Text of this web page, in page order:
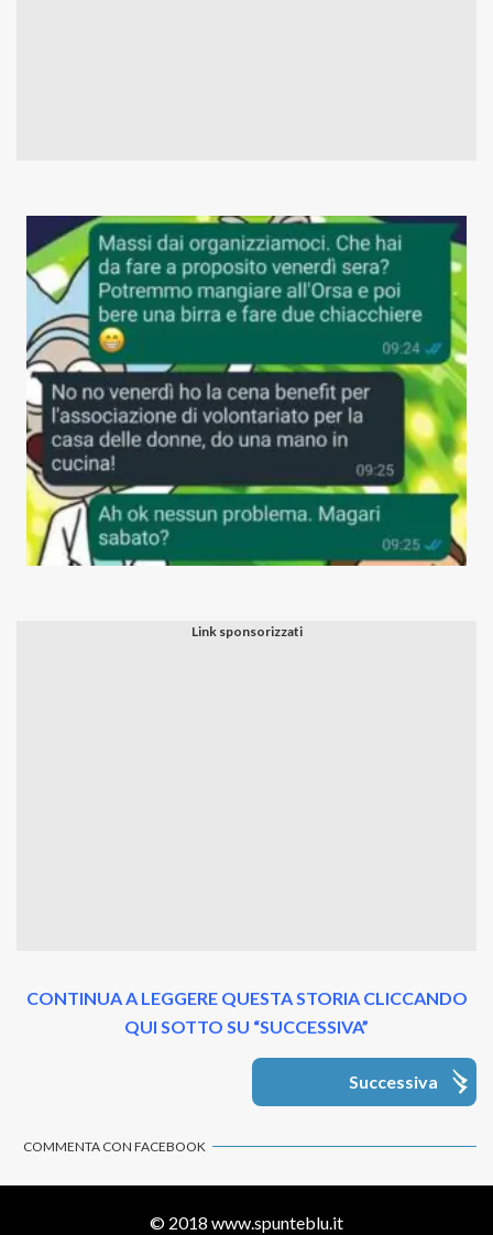
CONTINUA A LEGGERE QUESTA STORIA CLICCANDO
QUI SOTTO SU “SUCCESSIVA”
Successiva
COMMENTA CON FACEBOOK
© 2018 www.spunteblu.it